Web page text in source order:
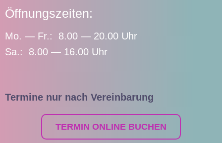
Öffnungszeiten:
Mo. — Fr.: 8.00 — 20.00 Uhr
Sa.: 8.00 — 16.00 Uhr
Termine nur nach Vereinbarung
TERMIN ONLINE BUCHEN